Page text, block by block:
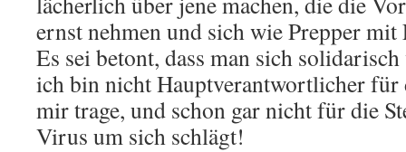
ernst nehmen und sich wie Prepper
Es sei betont, dass man sich
ich bin nicht Hauptverantwortlicher
mir trage, und schon gar nicht für die
Virus um sich schlägt!